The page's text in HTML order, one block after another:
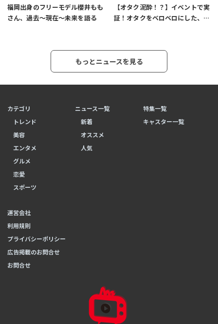
福岡出身のフリーモデル櫻井もも
さん、過去～現在～未来を語る
【オタク泥酔！？】イベントで実
証！オタクをベロベロにした、あ
もっとニュースを見る
カテゴリ
トレンド
美容
エンタメ
グルメ
恋愛
スポーツ
ニュース一覧
新着
オススメ
人気
特集一覧
キャスター一覧
運営会社
利用規則
プライバシーポリシー
広告掲載のお問合せ
お問合せ